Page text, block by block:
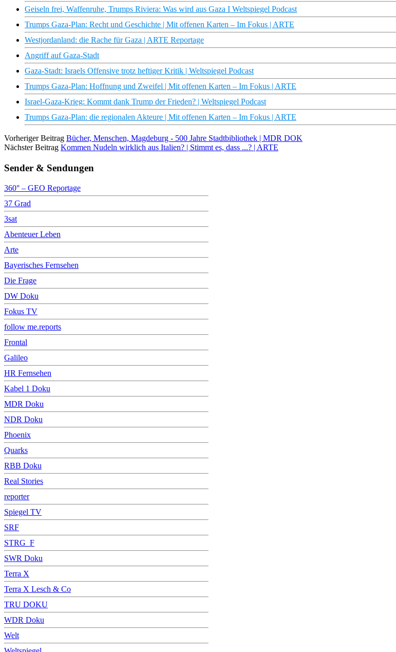
Geiseln frei, Waffenruhe, Trumps Riviera: Was wird aus Gaza I Weltspiegel Podcast
Trumps Gaza-Plan: Recht und Geschichte | Mit offenen Karten – Im Fokus | ARTE
Westjordanland: die Rache für Gaza | ARTE Reportage
Angriff auf Gaza-Stadt
Gaza-Stadt: Israels Offensive trotz heftiger Kritik | Weltspiegel Podcast
Trumps Gaza-Plan: Hoffnung und Zweifel | Mit offenen Karten – Im Fokus | ARTE
Israel-Gaza-Krieg: Kommt dank Trump der Frieden? | Weltspiegel Podcast
Trumps Gaza-Plan: die regionalen Akteure | Mit offenen Karten – Im Fokus | ARTE
Vorheriger Beitrag Bücher, Menschen, Magdeburg - 500 Jahre Stadtbibliothek | MDR DOK
Nächster Beitrag Kommen Nudeln wirklich aus Italien? | Stimmt es, dass ...? | ARTE
Sender & Sendungen
360° – GEO Reportage
37 Grad
3sat
Abenteuer Leben
Arte
Bayerisches Fernsehen
Die Frage
DW Doku
Fokus TV
follow me.reports
Frontal
Galileo
HR Fernsehen
Kabel 1 Doku
MDR Doku
NDR Doku
Phoenix
Quarks
RBB Doku
Real Stories
reporter
Spiegel TV
SRF
STRG_F
SWR Doku
Terra X
Terra X Lesch & Co
TRU DOKU
WDR Doku
Welt